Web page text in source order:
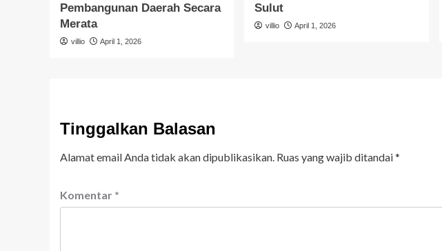
Pembangunan Daerah Secara
Merata
villio April 1, 2026
Sulut
villio April 1, 2026
Tinggalkan Balasan
Alamat email Anda tidak akan dipublikasikan. Ruas yang wajib ditandai*
Komentar *